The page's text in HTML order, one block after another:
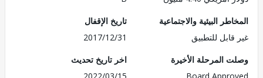
البيئية والاجتماعية
للتطبيق
تاريخ الإقفال
2017/12/31
المرحلة الأخيرة
اخر تاريخ تحديث